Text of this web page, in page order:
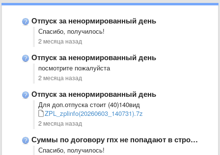
Отпуск за ненормированный день
Спасибо, получилось!
2 месяца назад
Отпуск за ненормированный день
посмотрите пожалуйста
2 месяца назад
Отпуск за ненормированный день
Для доп.отпуска стоит (40)140вид
ZPL_zplinfo(20260603_140731).7z
2 месяца назад
Суммы по договору гпх не попадают в строку 160 РСВ
Спасибо, получилось!